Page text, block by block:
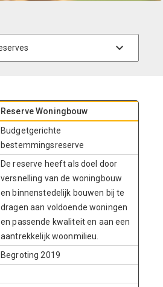
Reserve Woningbouw
Budgetgerichte
bestemmingsreserve
De reserve heeft als doel door
versnelling van de woningbouw
en binnenstedelijk bouwen bij te
dragen aan voldoende woningen
en passende kwaliteit en aan een
aantrekkelijk woonmilieu.
Begroting 2019